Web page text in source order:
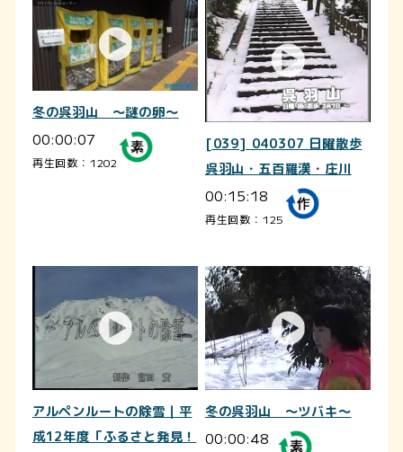
冬の呉羽山 ～謎の卵～
00:00:07
再生回数：1202
[039] 040307 日曜散歩
呉羽山・五百羅漢・庄川
00:15:18
再生回数：125
アルペンルートの除雪｜平
成12年度「ふるさと発見！
冬の呉羽山 ～ツバキ～
00:00:48